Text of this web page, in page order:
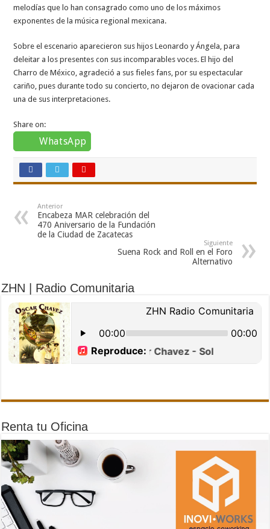
melodías que lo han consagrado como uno de los máximos
exponentes de la música regional mexicana.
Sobre el escenario aparecieron sus hijos Leonardo y Ángela, para
deleitar a los presentes con sus incomparables voces. El hijo del
Charro de México, agradeció a sus fieles fans, por su espectacular
cariño, pues durante todo su concierto, no dejaron de ovacionar cada
una de sus interpretaciones.
Share on:
WhatsApp
Anterior
Encabeza MAR celebración del
470 Aniversario de la Fundación
de la Ciudad de Zacatecas
Siguiente
Suena Rock and Roll en el Foro
Alternativo
ZHN | Radio Comunitaria
Renta tu Oficina